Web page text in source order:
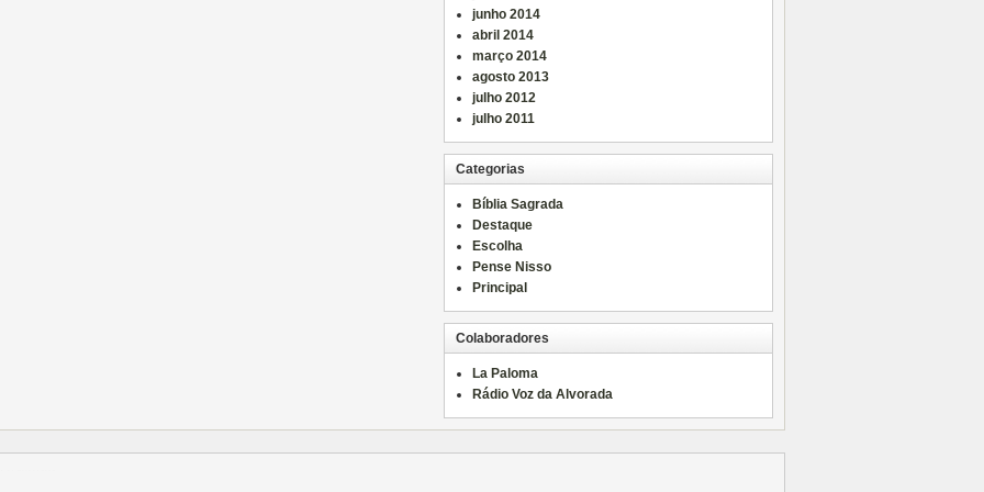
junho 2014
abril 2014
março 2014
agosto 2013
julho 2012
julho 2011
Categorias
Bíblia Sagrada
Destaque
Escolha
Pense Nisso
Principal
Colaboradores
La Paloma
Rádio Voz da Alvorada